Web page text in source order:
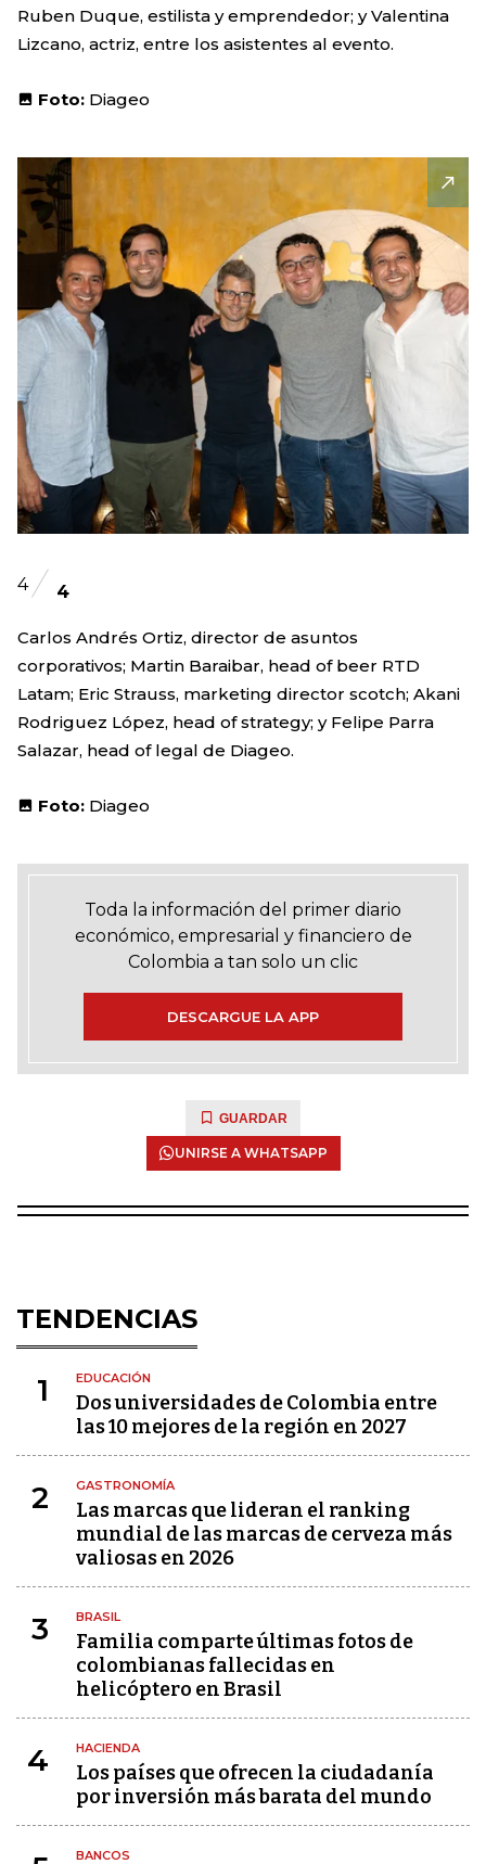
Ruben Duque, estilista y emprendedor; y Valentina
Lizcano, actriz, entre los asistentes al evento.
Foto: Diageo
4 4
Carlos Andrés Ortiz, director de asuntos
corporativos; Martin Baraibar, head of beer RTD
Latam; Eric Strauss, marketing director scotch; Akani
Rodriguez López, head of strategy; y Felipe Parra
Salazar, head of legal de Diageo.
Foto: Diageo
Toda la información del primer diario
económico, empresarial y financiero de
Colombia a tan solo un clic
DESCARGUE LA APP
GUARDAR
UNIRSE A WHATSAPP
TENDENCIAS
1 EDUCACIÓN
Dos universidades de Colombia entre
las 10 mejores de la región en 2027
2 GASTRONOMÍA
Las marcas que lideran el ranking
mundial de las marcas de cerveza más
valiosas en 2026
3 BRASIL
Familia comparte últimas fotos de
colombianas fallecidas en
helicóptero en Brasil
4 HACIENDA
Los países que ofrecen la ciudadanía
por inversión más barata del mundo
BANCOS